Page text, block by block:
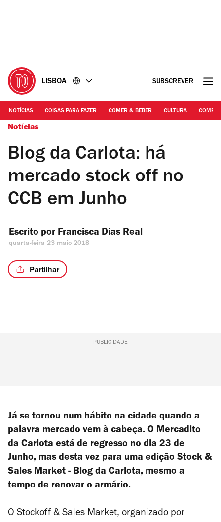
LISBOA SUBSCREVER
NOTÍCIAS COISAS PARA FAZER COMER & BEBER CULTURA
Notícias
Blog da Carlota: há
mercado stock off no
CCB em Junho
Escrito por Francisca Dias Real
quarta-feira 23 maio 2018
Partilhar
PUBLICIDADE
Já se tornou num hábito na cidade quando a
palavra mercado vem à cabeça. O Mercadito
da Carlota está de regresso no dia 23 de
Junho, mas desta vez para uma edição Stock &
Sales Market - Blog da Carlota, mesmo a
tempo de renovar o armário.
O Stockoff & Sales Market, organizado por